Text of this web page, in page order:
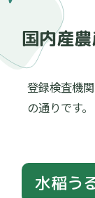
国内産
登録検査機
の通りです。
水稲う